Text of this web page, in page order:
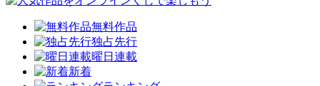
無料作品
独占先行
曜日連載
新着